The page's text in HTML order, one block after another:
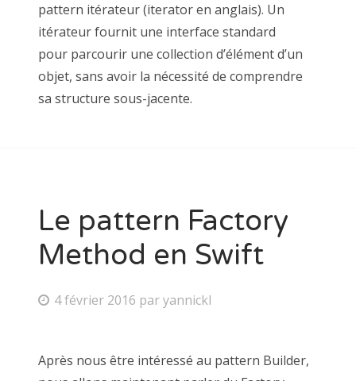
pattern itérateur (iterator en anglais). Un
itérateur fournit une interface standard
pour parcourir une collection d’élément d’un
objet, sans avoir la nécessité de comprendre
sa structure sous-jacente.
Le pattern Factory
Method en Swift
4 février 2016 paryannickl
Après nous être intéressé au pattern Builder,